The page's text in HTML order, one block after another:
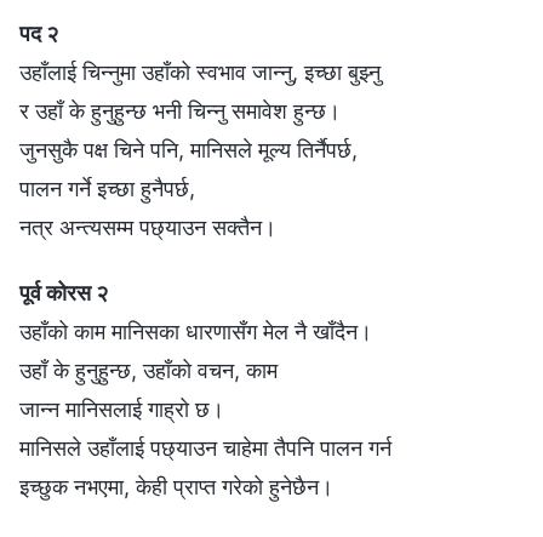
पद २
उहाँलाई चिन्नुमा उहाँको स्वभाव जान्नु, इच्छा बुझ्नु
र उहाँ के हुनुहुन्छ भनी चिन्नु समावेश हुन्छ।
जुनसुकै पक्ष चिने पनि, मानिसले मूल्य तिर्नैपर्छ,
पालन गर्ने इच्छा हुनैपर्छ,
नत्र अन्त्यसम्म पछ्याउन सक्तैन।
पूर्व कोरस २
उहाँको काम मानिसका धारणासँग मेल नै खाँदैन।
उहाँ के हुनुहुन्छ, उहाँको वचन, काम
जान्न मानिसलाई गाह्रो छ।
मानिसले उहाँलाई पछ्याउन चाहेमा तैपनि पालन गर्न
इच्छुक नभएमा, केही प्राप्त गरेको हुनेछैन।